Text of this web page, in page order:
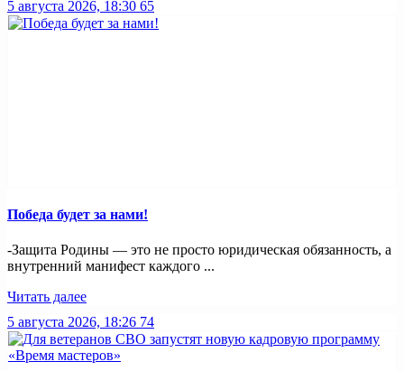
5 августа 2026, 18:30 65
Победа будет за нами!
-Защита Родины — это не просто юридическая обязанность, а
внутренний манифест каждого ...
Читать далее
5 августа 2026, 18:26 74